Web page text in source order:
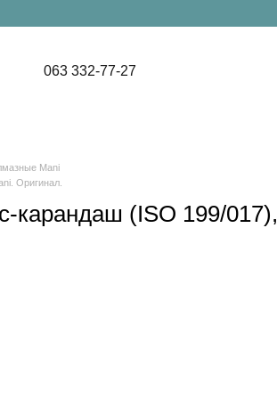
063 332-77-27
Mani
Оригинал.
карандаш (ISO 199/017),